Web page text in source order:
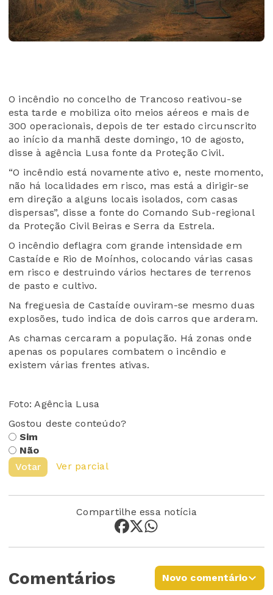
O incêndio no concelho de Trancoso reativou-se
esta tarde e mobiliza oito meios aéreos e mais de
300 operacionais, depois de ter estado circunscrito
ao início da manhã deste domingo, 10 de agosto,
disse à agência Lusa fonte da Proteção Civil.
“O incêndio está novamente ativo e, neste momento,
não há localidades em risco, mas está a dirigir-se
em direção a alguns locais isolados, com casas
dispersas”, disse a fonte do Comando Sub-regional
da Proteção Civil Beiras e Serra da Estrela.
O incêndio deflagra com grande intensidade em
Castaíde e Rio de Moínhos, colocando várias casas
em risco e destruindo vários hectares de terrenos
de pasto e cultivo.
Na freguesia de Castaíde ouviram-se mesmo duas
explosões, tudo indica de dois carros que arderam.
As chamas cercaram a população. Há zonas onde
apenas os populares combatem o incêndio e
existem várias frentes ativas.
Foto: Agência Lusa
Gostou deste conteúdo?
Sim
Não
Votar
Ver parcial
Compartilhe essa notícia
Comentários Novo comentário